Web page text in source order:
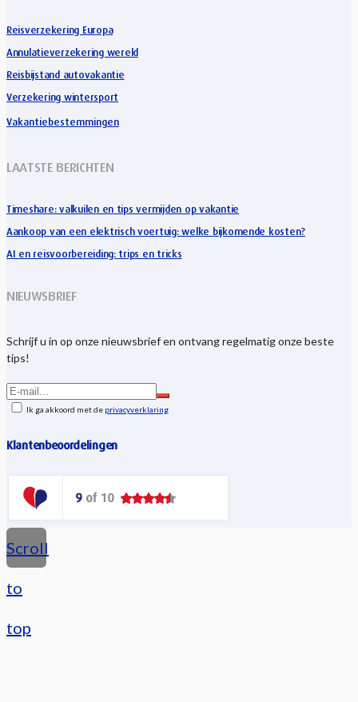
Reisverzekering Europa
Annulatieverzekering wereld
Reisbijstand autovakantie
Verzekering wintersport
Vakantiebestemmingen
LAATSTE BERICHTEN
Timeshare: valkuilen en tips vermijden op vakantie
Aankoop van een elektrisch voertuig: welke bijkomende kosten?
AI en reisvoorbereiding: trips en tricks
NIEUWSBRIEF
Schrijf u in op onze nieuwsbrief en ontvang regelmatig onze beste
tips!
Ik ga akkoord met de privacyverklaring
Klantenbeoordelingen
Scroll
to
top